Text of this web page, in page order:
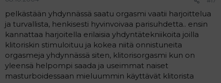
pelkästään yhdynnässä saatu orgasmi vaatii harjoittelua
ja turvallista, henkisesti hyvinvoivaa parisuhdetta.. ensin
kannattaa harjoitella erilaisia yhdyntätekniikoita joilla
klitoriskin stimuloituu ja kokea niitä onnistuneita
orgasmeja yhdynnässä siten, klitorisorgasmi kun on
yleensä helpompi saada ja useimmat naiset
masturboidessaan mieluummin käyttävät klitorista